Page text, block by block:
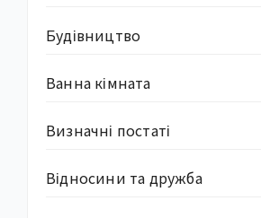
Будівництво
Ванна кімната
Визначні постаті
Відносини та дружба